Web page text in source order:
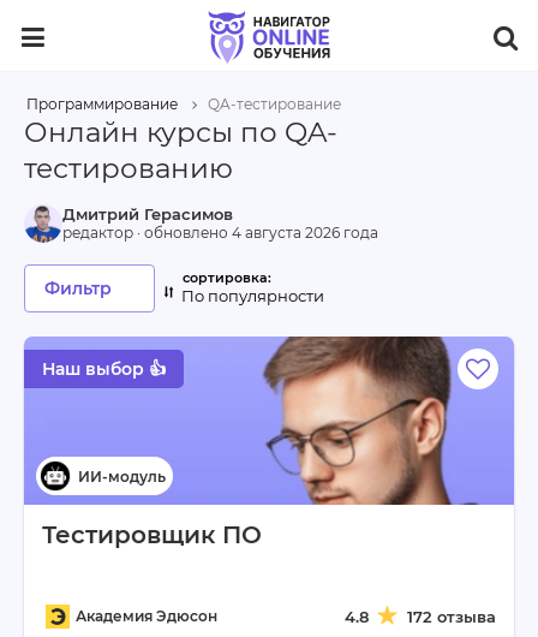
Программирование QA-тестирование
Онлайн курсы по QA-
тестированию
Тестировщик ПО
Академия Эдюсон 4.8 172 отзыва
Наш выбор 👍
Дмитрий Герасимов
редактор · обновлено 4 августа 2026 года
Фильтр По популярности